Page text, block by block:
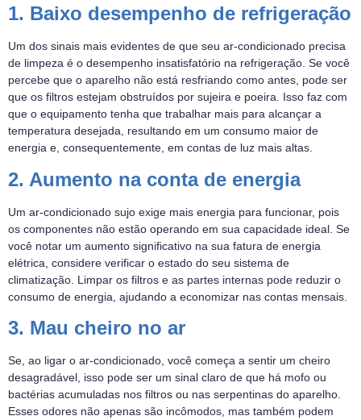
1. Baixo desempenho de refrigeração
Um dos sinais mais evidentes de que seu ar-condicionado precisa
de limpeza é o desempenho insatisfatório na refrigeração. Se você
percebe que o aparelho não está resfriando como antes, pode ser
que os filtros estejam obstruídos por sujeira e poeira. Isso faz com
que o equipamento tenha que trabalhar mais para alcançar a
temperatura desejada, resultando em um consumo maior de
energia e, consequentemente, em contas de luz mais altas.
2. Aumento na conta de energia
Um ar-condicionado sujo exige mais energia para funcionar, pois
os componentes não estão operando em sua capacidade ideal. Se
você notar um aumento significativo na sua fatura de energia
elétrica, considere verificar o estado do seu sistema de
climatização. Limpar os filtros e as partes internas pode reduzir o
consumo de energia, ajudando a economizar nas contas mensais.
3. Mau cheiro no ar
Se, ao ligar o ar-condicionado, você começa a sentir um cheiro
desagradável, isso pode ser um sinal claro de que há mofo ou
bactérias acumuladas nos filtros ou nas serpentinas do aparelho.
Esses odores não apenas são incômodos, mas também podem